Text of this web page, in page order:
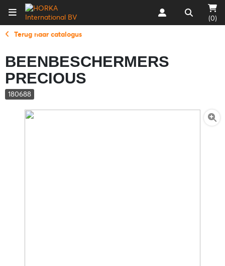
(0)
Terug naar catalogus
BEENBESCHERMERS
PRECIOUS
180688